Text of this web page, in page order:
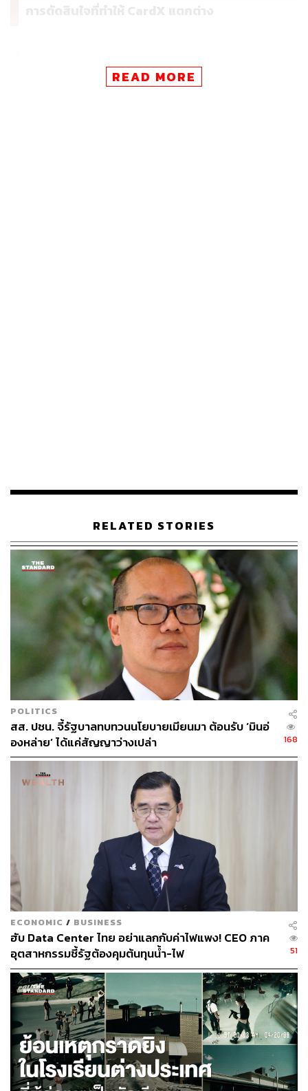
การตัดสินใจที่ทำให้ CardX แตกต่าง
ตลอดว่าการปล่อยสินเชื่ออย่างมีความรับผิดชอบกับการ
เติบโตทางธุรกิจไม่ใช่สิ่งที่ขัดแย้งกัน “ปัญหาหนี้ครัวเรือนที่
นามธรรม แต่แนวคิดนี้ส่งผลต่อทุกบทสนทนาและทุกการ
CardXมองว่าเทคโนโลยีไม่ใช่แค่เครื่องมือแต่คือรากฐานที่
กำหนดว่าองค์กรจะให้บริการลูกค้าได้ ดีแค่ไหน จึงจับมือ
ร่วมกับพันธมิตรทางด้านเทคโนโลยีเพื่อปรับแนวทางการให้
บริการลูกค้า
กลยุทธ์เหล่านี้สร้างรากฐานให้องค์กรสามารถยืนหยัดได้ท่า
มกลางสภาพการณ์ที่ท้าทาย โดยเฉพาะด้านเทคโนโลยีที่เป็น
กลยุทธ์สำคัญซึ่งเปลี่ยนบทบาทการทำงานของคนในทีมไป
อย่างสิ้นเชิง
เมื่อเทคโนโลยีเปลี่ยนบทบาท
เมื่อโครงสร้างพื้นฐานเดิมของบริษัทไม่สามารถรองรับการ
ให้บริการลูกค้าแบบใหม่ได้อีกต่อไป เช่น การบริการแบบ
personalisation หรือการตัดสินใจบนฐานข้อมูล
CardX จึงเลือกพันธมิตรด้านเทคโนโลยีเข้ามาเสริมความ
ต้องการ โดย Siva กล่าวว่า ปัจจัยที่ส่งผลต่อการเลือก
พันธมิตรคือต้องมีวิสัยทัศน์ที่ตรงกัน เข้าใจตลาดไทย สร้าง
เทคโนโลยีที่ปฏิบัติตามข้อกฎหมาย ยึดลูกค้าเป็นศูนย์กลาง
บนพื้นฐานของความเคารพและความเป็นธรรมและมีความ
เชี่ยวชาญในเชิงลึก “เรามองหาพาร์ตเนอร์ที่จะเติบโตไป
พร้อมกัน” Siva กล่าว
ห้าปีก่อน ทีมติดตามหนี้ของ CardX ทำงานด้วยขั้นตอนแบบ
manual ทีมวางตารางโทรหาลูกค้า และใช้สคริปต์ที่เป็น
มาตรฐานในการพูดคุย วันนี้ภาพนั้นเปลี่ยนไปอย่างสิ้นเชิง
ขั้นตอนงานเหล่านั้นถูกส่งต่อให้เทคโนโลยีดูแล ไม่ว่าจะ
เป็นการจัดลำดับความสำคัญของเคส การเลือกช่องทาง
ติดต่อลูกค้า หรือการกำหนดจังหวะเข้าหาที่เหมาะสม ทีม
READ MORE
RELATED STORIES
POLITICS
สส. ปชน. จี้รัฐบาลทบทวนนโยบายเมียนมา ต้อนรับ ‘มินอ่
องหล่าย’ ได้แค่สัญญาว่างเปล่า
168
ECONOMIC / BUSINESS
ฮับ Data Center ไทย อย่าแลกกับค่าไฟแพง! CEO ภาค
อุตสาหกรรมชี้รัฐต้องคุมต้นทุนน้ำ-ไฟ
51